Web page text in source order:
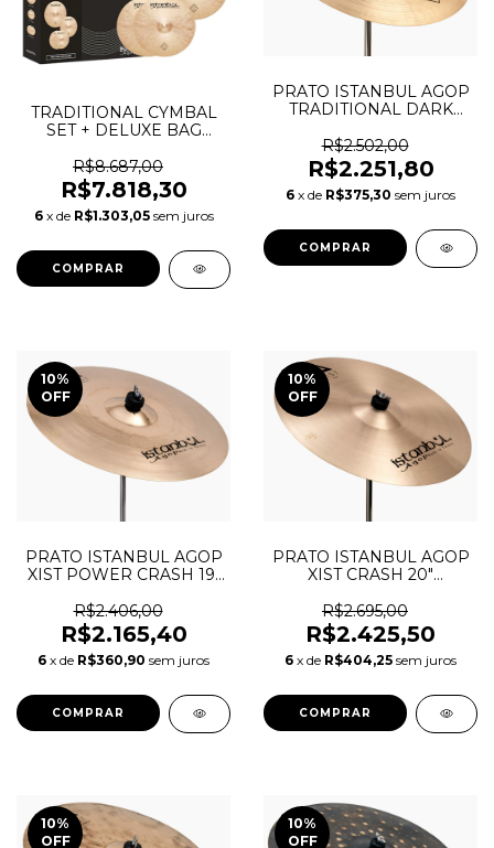
TRADITIONAL CYMBAL
SET + DELUXE BAG
R$8.687,00
R$7.818,30
6 x de R$1.303,05 sem juros
PRATO ISTANBUL AGOP
TRADITIONAL DARK
R$2.502,00
R$2.251,80
6 x de R$375,30 sem juros
10%
OFF
PRATO ISTANBUL AGOP
XIST POWER CRASH 19"
R$2.406,00
R$2.165,40
6 x de R$360,90 sem juros
10%
OFF
PRATO ISTANBUL AGOP
XIST CRASH 20"
R$2.695,00
R$2.425,50
6 x de R$404,25 sem juros
10%
OFF
10%
OFF